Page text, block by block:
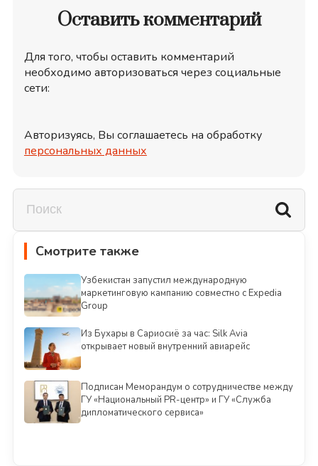
Оставить комментарий
Для того, чтобы оставить комментарий
необходимо авторизоваться через социальные
сети:
Авторизуясь, Вы соглашаетесь на обработку
персональных данных
Смотрите также
Узбекистан запустил международную
маркетинговую кампанию совместно с Expedia
Group
Из Бухары в Сариосиё за час: Silk Avia
открывает новый внутренний авиарейс
Подписан Меморандум о сотрудничестве между
ГУ «Национальный PR-центр» и ГУ «Служба
дипломатического сервиса»